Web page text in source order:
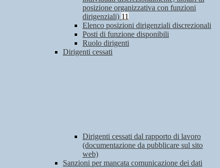
posizione organizzativa con funzioni
dirigenziali) 11
Elenco posizioni dirigenziali discrezionali
Posti di funzione disponibili
Ruolo dirigenti
Dirigenti cessati
Dirigenti cessati dal rapporto di lavoro
(documentazione da pubblicare sul sito
web)
Sanzioni per mancata comunicazione dei dati